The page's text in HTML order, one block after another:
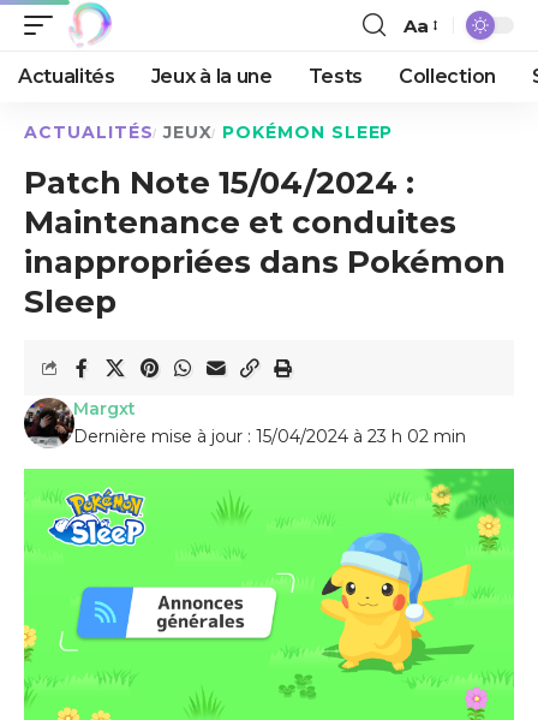
Aa
Actualités Jeux à la une Tests Collection
ACTUALITÉS JEUX POKÉMON SLEEP
Patch Note 15/04/2024 :
Maintenance et conduites
inappropriées dans Pokémon
Sleep
Dernière mise à jour : 15/04/2024 à 23 h 02 min
Margxt